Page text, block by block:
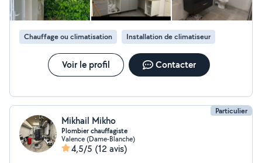
Chauffage ou climatisation Installation de climatiseur
Voir le profil Contacter
Particulier
Mikhail Mikho
Plombier chauffagiste
Valence (Dame-Blanche)
4,5/5 (12 avis)